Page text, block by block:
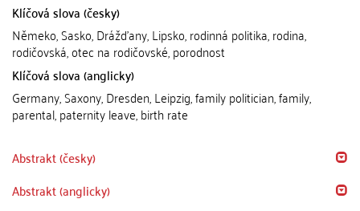
Klíčová slova (česky)
Němeko, Sasko, Drážďany, Lipsko, rodinná politika, rodina,
rodičovská, otec na rodičovské, porodnost
Klíčová slova (anglicky)
Germany, Saxony, Dresden, Leipzig, family politician, family,
parental, paternity leave, birth rate
Abstrakt (česky)
Abstrakt (anglicky)